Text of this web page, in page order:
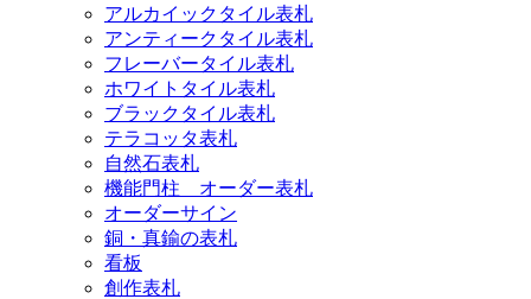
アルカイックタイル表札
アンティークタイル表札
フレーバータイル表札
ホワイトタイル表札
ブラックタイル表札
テラコッタ表札
自然石表札
機能門柱 オーダー表札
オーダーサイン
銅・真鍮の表札
看板
創作表札